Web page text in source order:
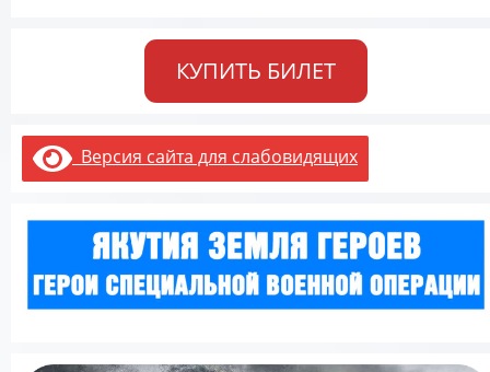
КУПИТЬ БИЛЕТ
Версия сайта для слабовидящих